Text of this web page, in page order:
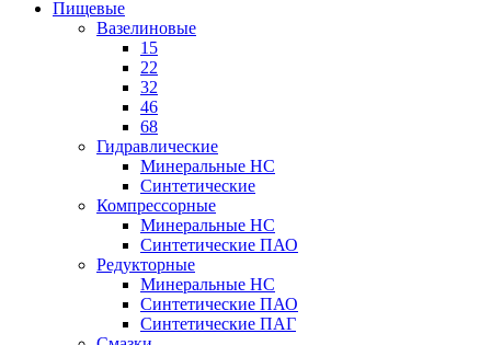
Пищевые
Вазелиновые
15
22
32
46
68
Гидравлические
Минеральные HC
Синтетические
Компрессорные
Минеральные HC
Синтетические ПАО
Редукторные
Минеральные HC
Синтетические ПАО
Синтетические ПАГ